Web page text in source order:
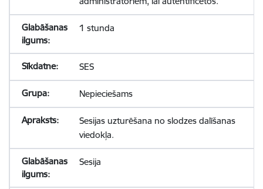
1 stunda
SES
Nepieciešams
Sesijas uzturēšana no slodzes dalīšanas
viedokļa.
Sesija